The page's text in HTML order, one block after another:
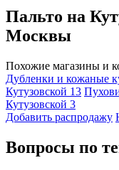
Пальто на
Москвы
Похожие магазины и
Дубленки и кожаные
Кутузовской 13
Кутузовской 3
Добавить раcпродажу
Вопросы по